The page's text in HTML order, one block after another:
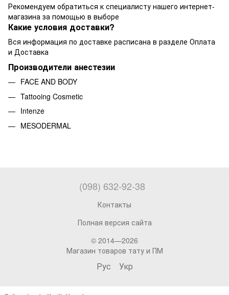
Рекомендуем обратиться к специалисту нашего интернет-
магазина за помощью в выборе
Какие условия доставки?
Вся информация по доставке расписана в разделе Оплата
и Доставка
Производители анестезии
FACE AND BODY
Tattooing Cosmetic
Intenze
MESODERMAL
(098) 632-92-38
Контакты
Полная версия сайта
© 2014—2026
Магазин товаров тату и ПМ
Рус Укр